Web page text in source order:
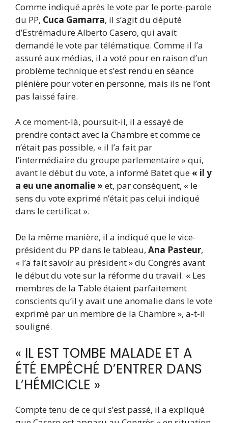
Comme indiqué après le vote par le porte-parole
du PP, Cuca Gamarra, il s’agit du député
d’Estrémadure Alberto Casero, qui avait
demandé le vote par télématique. Comme il l’a
assuré aux médias, il a voté pour en raison d’un
problème technique et s’est rendu en séance
plénière pour voter en personne, mais ils ne l’ont
pas laissé faire.
A ce moment-là, poursuit-il, il a essayé de
prendre contact avec la Chambre et comme ce
n’était pas possible, « il l’a fait par
l’intermédiaire du groupe parlementaire » qui,
avant le début du vote, a informé Batet que « il y
a eu une anomalie » et, par conséquent, « le
sens du vote exprimé n’était pas celui indiqué
dans le certificat ».
De la même manière, il a indiqué que le vice-
président du PP dans le tableau, Ana Pasteur,
« l’a fait savoir au président » du Congrès avant
le début du vote sur la réforme du travail. « Les
membres de la Table étaient parfaitement
conscients qu’il y avait une anomalie dans le vote
exprimé par un membre de la Chambre », a-t-il
souligné.
« IL EST TOMBE MALADE ET A
ÉTÉ EMPÊCHÉ D’ENTRER DANS
L’HÉMICICLE »
Compte tenu de ce qui s’est passé, il a expliqué